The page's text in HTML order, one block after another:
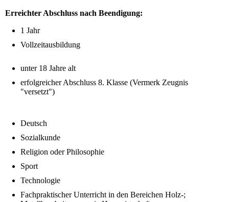
Erreichter Abschluss nach Beendigung:
1 Jahr
Vollzeitausbildung
unter 18 Jahre alt
erfolgreicher Abschluss 8. Klasse (Vermerk Zeugnis
"versetzt")
Deutsch
Sozialkunde
Religion oder Philosophie
Sport
Technologie
Fachpraktischer Unterricht in den Bereichen Holz-;